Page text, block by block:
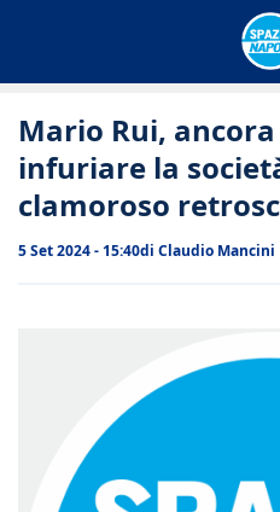
Mario Rui,
infuriare la
clamoroso
5 Set 2024 - 15:40di Claudio Mancini